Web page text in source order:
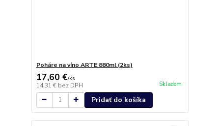
Poháre na víno ARTE 880ml (2ks)
17,60 €/ks
14,31 € bez DPH Skladom
Pridať do košíka